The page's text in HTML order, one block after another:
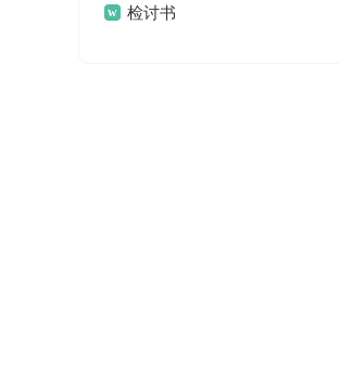
检讨书